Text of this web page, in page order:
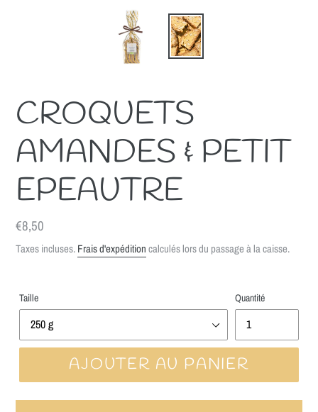
CROQUETS
AMANDES & PETIT
EPEAUTRE
Prix
normal
€8,50
Taxes incluses.Frais d'expéditioncalculés lors du passage à la caisse.
Taille Quantité
AJOUTER AU PANIER